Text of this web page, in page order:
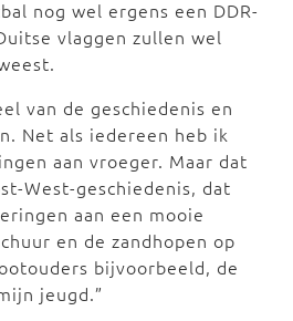
nog wel ergens een DDR-
vlaggen zullen wel
van de geschiedenis en
Net als iedereen heb ik
aan vroeger. Maar dat
West-geschiedenis, dat
aan een mooie
en de zandhopen op
bijvoorbeeld, de
jeugd.”